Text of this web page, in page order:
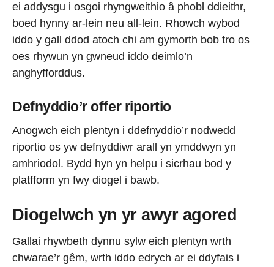
ei addysgu i osgoi rhyngweithio â phobl ddieithr,
boed hynny ar-lein neu all-lein. Rhowch wybod
iddo y gall ddod atoch chi am gymorth bob tro os
oes rhywun yn gwneud iddo deimlo’n
anghyfforddus.
Defnyddio’r offer riportio
Anogwch eich plentyn i ddefnyddio’r nodwedd
riportio os yw defnyddiwr arall yn ymddwyn yn
amhriodol. Bydd hyn yn helpu i sicrhau bod y
platfform yn fwy diogel i bawb.
Diogelwch yn yr awyr agored
Gallai rhywbeth dynnu sylw eich plentyn wrth
chwarae’r gêm, wrth iddo edrych ar ei ddyfais i